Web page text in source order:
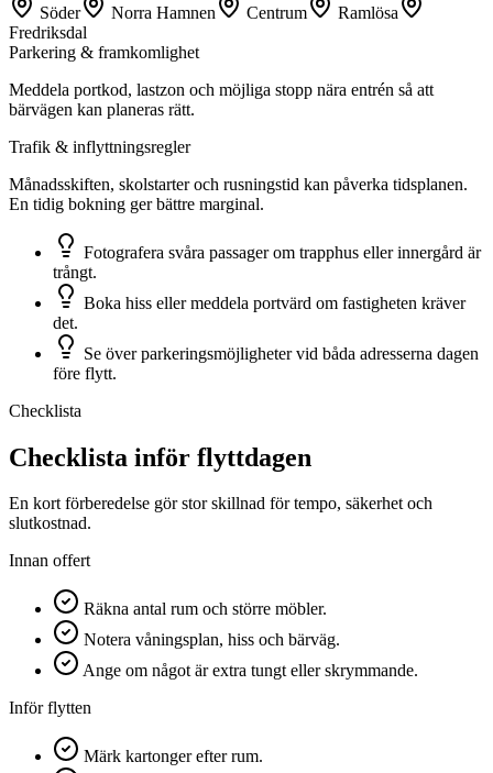
Söder
Norra Hamnen Centrum
Ramlösa
Fredriksdal
Parkering & framkomlighet
Meddela portkod, lastzon och möjliga stopp nära entrén så att
bärvägen kan planeras rätt.
Trafik & inflyttningsregler
Månadsskiften, skolstarter och rusningstid kan påverka tidsplanen.
En tidig bokning ger bättre marginal.
Fotografera svåra passager om trapphus eller innergård är
trångt.
Boka hiss eller meddela portvärd om fastigheten kräver
det.
Se över parkeringsmöjligheter vid båda adresserna dagen
före flytt.
Checklista
Checklista inför flyttdagen
En kort förberedelse gör stor skillnad för tempo, säkerhet och
slutkostnad.
Innan offert
Räkna antal rum och större möbler.
Notera våningsplan, hiss och bärväg.
Ange om något är extra tungt eller skrymmande.
Inför flytten
Märk kartonger efter rum.